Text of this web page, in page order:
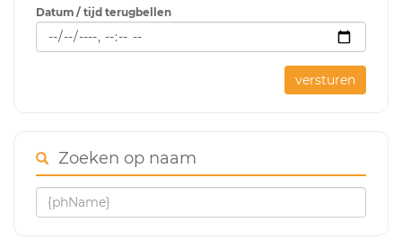
Datum / tijd terugbellen
versturen
Zoeken op naam